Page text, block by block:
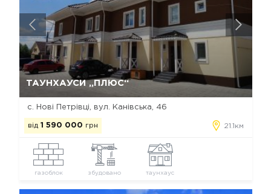
ТАУНХАУСИ „ПЛЮС“
с. Нові Петрівці, вул. Канівська, 46
від 1 590 000 грн 21.1км
газоблок збудовано таунхаус
Так, видалити Відміна